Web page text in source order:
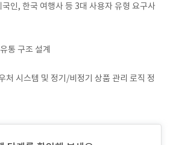
국인, 한국 여행사 등 3대 사용자 유형 요구사
통 구조 설계
처 시스템 및 정기/비정기 상품 관리 로직 정